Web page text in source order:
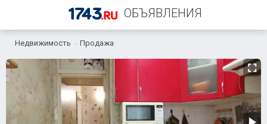
ОБЪЯВЛЕНИЯ
Недвижимость Продажа